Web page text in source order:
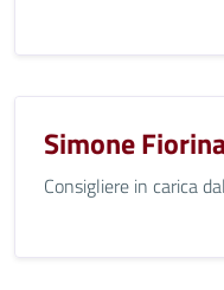
Simone
Consigliere in carica